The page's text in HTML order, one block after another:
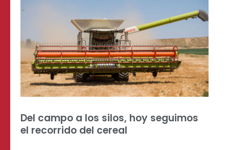
Del campo a los silos, hoy seguimos
el recorrido del cereal